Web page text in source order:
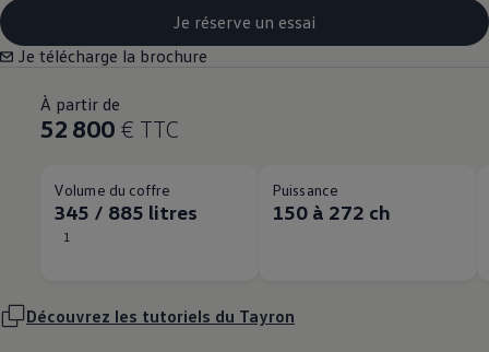
Je réserve un essai
Je télécharge la brochure
À partir de
52 800 € TTC
Volume du coffre
345 / 885 litres
1
Puissance
150 à 272 ch
Découvrez les tutoriels du Tayron